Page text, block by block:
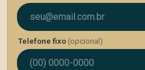
Telefone fixo (opcional)